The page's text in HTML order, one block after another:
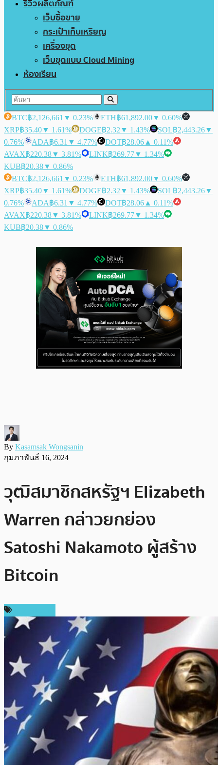
รีวิวผลิตภัณฑ์
เว็บซื้อขาย
กระเป๋าเก็บเหรียญ
เครื่องขุด
เว็บขุดแบบ Cloud Mining
ห้องเรียน
BTC฿2,126,661 ▼ 0.23% ETH฿61,892.00▼ 0.60%
XRP฿35.40▼ 1.61% DOGE฿2.32 ▼ 1.43% SOL฿2,443.26▼
0.76%
ADA฿6.31 ▼ 4.77% DOT฿28.06 ▲ 0.11%
AVAX฿220.38▼ 3.81% LINK฿269.77▼ 1.34%
KUB฿20.38▼ 0.86%
BTC฿2,126,661 ▼ 0.23% ETH฿61,892.00▼ 0.60%
XRP฿35.40▼ 1.61% DOGE฿2.32 ▼ 1.43% SOL฿2,443.26▼
0.76%
ADA฿6.31 ▼ 4.77% DOT฿28.06 ▲ 0.11%
AVAX฿220.38▼ 3.81% LINK฿269.77▼ 1.34%
KUB฿20.38▼ 0.86%
By Kasamsak Wongsanin
กุมภาพันธ์ 16, 2024
วุฒิสมาชิกสหรัฐฯ Elizabeth
Warren กล่าวยกย่อง
Satoshi Nakamoto ผู้สร้าง
Bitcoin